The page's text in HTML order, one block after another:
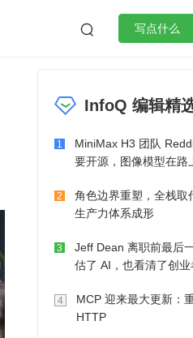
 写点什么
微服务架构 flutter
InfoQ 编辑精
1
MiniMax H3 团队
要开源，图像模型在路
2
角色边界重塑，全栈取
生产力体系成形
3
Jeff Dean 离职前最后
估了 AI，也看清了创
4
MCP 迎来最大更新：
HTTP